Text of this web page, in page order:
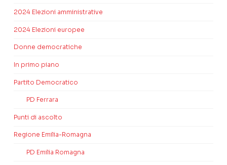
2024 Elezioni amministrative
2024 Elezioni europee
Donne democratiche
In primo piano
Partito Democratico
PD Ferrara
Punti di ascolto
Regione Emilia-Romagna
PD Emilia Romagna